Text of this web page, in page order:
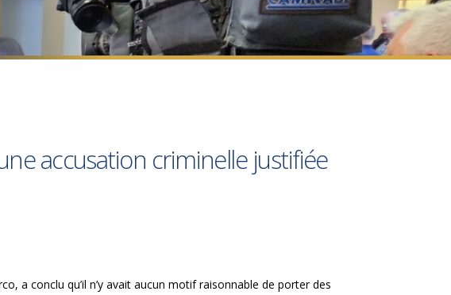
accusation criminelle justifiée
a conclu qu’il n’y avait aucun motif raisonnable de porter des